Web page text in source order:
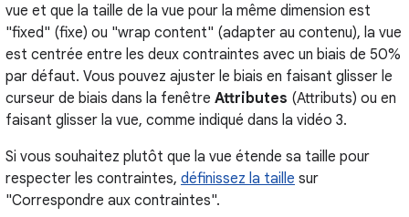
vue et que la taille de la vue pour la même dimension est
"fixed" (fixe) ou "wrap content" (adapter au contenu), la vue
est centrée entre les deux contraintes avec un biais de 50%
par défaut. Vous pouvez ajuster le biais en faisant glisser le
curseur de biais dans la fenêtre Attributes (Attributs) ou en
faisant glisser la vue, comme indiqué dans la vidéo 3.
Si vous souhaitez plutôt que la vue étende sa taille pour
respecter les contraintes, définissez la taille sur
"Correspondre aux contraintes".